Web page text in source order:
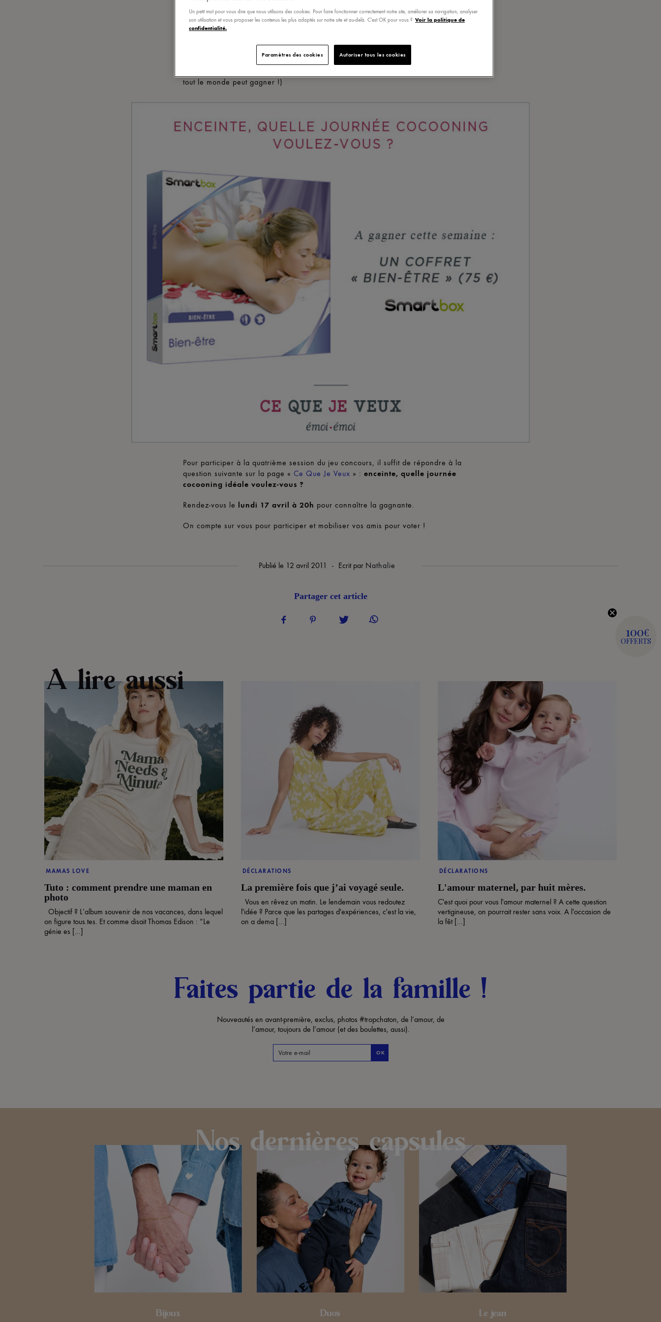
Made in Femmes, qui lui sera très utile car « elle habite près de la mer ». Bravo et
merci pour vos participations !
tout le monde peut gagner !)
Pour participer à la quatrième session du jeu concours, il suffit de répondre à la
question suivante sur la page « Ce Que Je Veux » : enceinte, quelle journée
cocooning idéale voulez-vous ?
Rendez-vous le lundi 17 avril à 20h pour connaître la gagnante.
On compte sur vous pour participer et mobiliser vos amis pour voter !
Publié le 12 avril 2011 - Ecrit par Nathalie
Partager cet article
A lire aussi
MAMAS LOVE
Tuto : comment prendre une maman en
photo
Objectif ? L’album souvenir de nos vacances, dans lequel
on figure tous.tes. Et comme disait Thomas Edison : “Le
génie es [...]
DÉCLARATIONS
La première fois que j’ai voyagé seule.
Vous en rêvez un matin. Le lendemain vous redoutez
l'idée ? Parce que les partages d'expériences, c'est la vie,
on a dema [...]
DÉCLARATIONS
L'amour maternel, par huit mères.
C'est quoi pour vous l'amour maternel ? A cette question
vertigineuse, on pourrait rester sans voix. A l'occasion de
la fêt [...]
Faites partie de la famille !
Nouveautés en avant-première, exclus, photos #tropchaton, de l’amour, de
l’amour, toujours de l’amour (et des boulettes, aussi).
OK
Nos dernières capsules
Bijoux Duos Le jean
100€
OFFERTS
Un petit mot pour vous dire que nous utilisons des cookies. Pour faire fonctionner correctement notre site, améliorer sa navigation, analyser
son utilisation et vous proposer les contenus les plus adaptés sur notre site et au-delà. C'est OK pour vous ? Voir la politique de
confidentialité.
Autoriser tous les cookies
Paramètres des cookies